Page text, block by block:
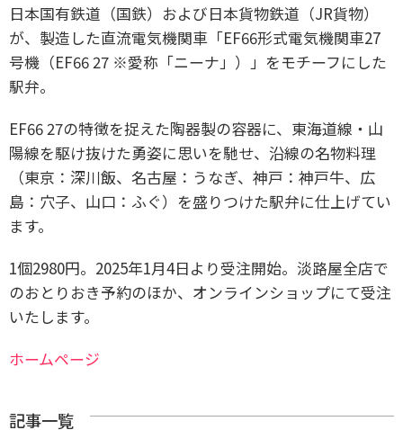
日本国有鉄道（国鉄）および日本貨物鉄道（JR貨物）
が、製造した直流電気機関車「EF66形式電気機関車27
号機（EF66 27 ※愛称「ニーナ」）」をモチーフにした
駅弁。
EF66 27の特徴を捉えた陶器製の容器に、東海道線・山
陽線を駆け抜けた勇姿に思いを馳せ、沿線の名物料理
（東京：深川飯、名古屋：うなぎ、神戸：神戸牛、広
島：穴子、山口：ふぐ）を盛りつけた駅弁に仕上げてい
ます。
1個2980円。2025年1月4日より受注開始。淡路屋全店で
のおとりおき予約のほか、オンラインショップにて受注
いたします。
ホームページ
記事一覧